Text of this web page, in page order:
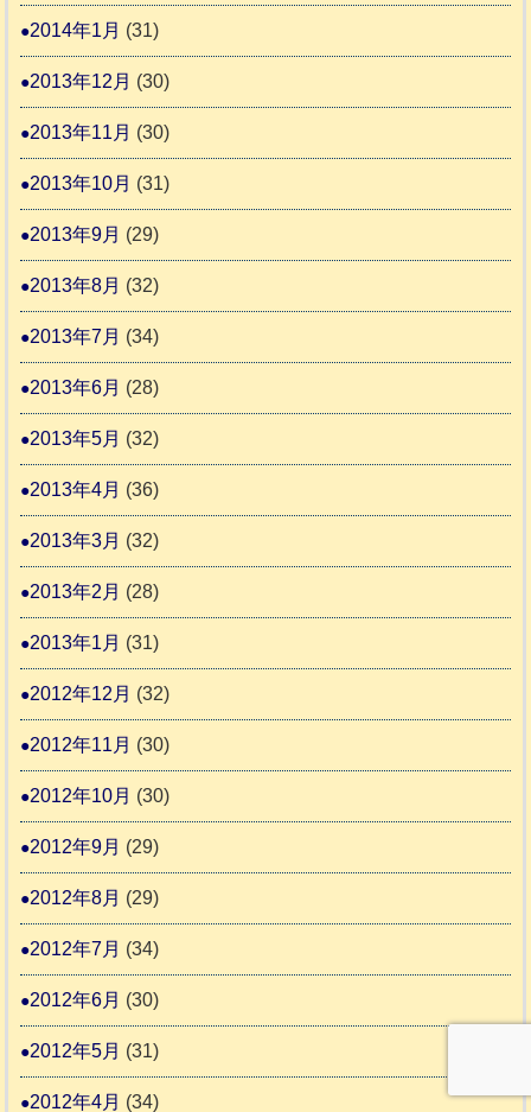
2014年1月 (31)
2013年12月 (30)
2013年11月 (30)
2013年10月 (31)
2013年9月 (29)
2013年8月 (32)
2013年7月 (34)
2013年6月 (28)
2013年5月 (32)
2013年4月 (36)
2013年3月 (32)
2013年2月 (28)
2013年1月 (31)
2012年12月 (32)
2012年11月 (30)
2012年10月 (30)
2012年9月 (29)
2012年8月 (29)
2012年7月 (34)
2012年6月 (30)
2012年5月 (31)
2012年4月 (34)